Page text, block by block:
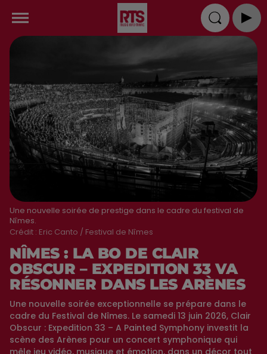
Une nouvelle soirée de prestige dans le cadre du festival de
Nîmes.
Crédit : Eric Canto / Festival de Nîmes
NÎMES : LA BO DE CLAIR
OBSCUR – EXPEDITION 33 VA
RÉSONNER DANS LES ARÈNES
Une nouvelle soirée exceptionnelle se prépare dans le
cadre du Festival de Nîmes. Le samedi 13 juin 2026, Clair
Obscur : Expedition 33 – A Painted Symphony investit la
scène des Arènes pour un concert symphonique qui
mêle jeu vidéo, musique et émotion, dans un décor tout